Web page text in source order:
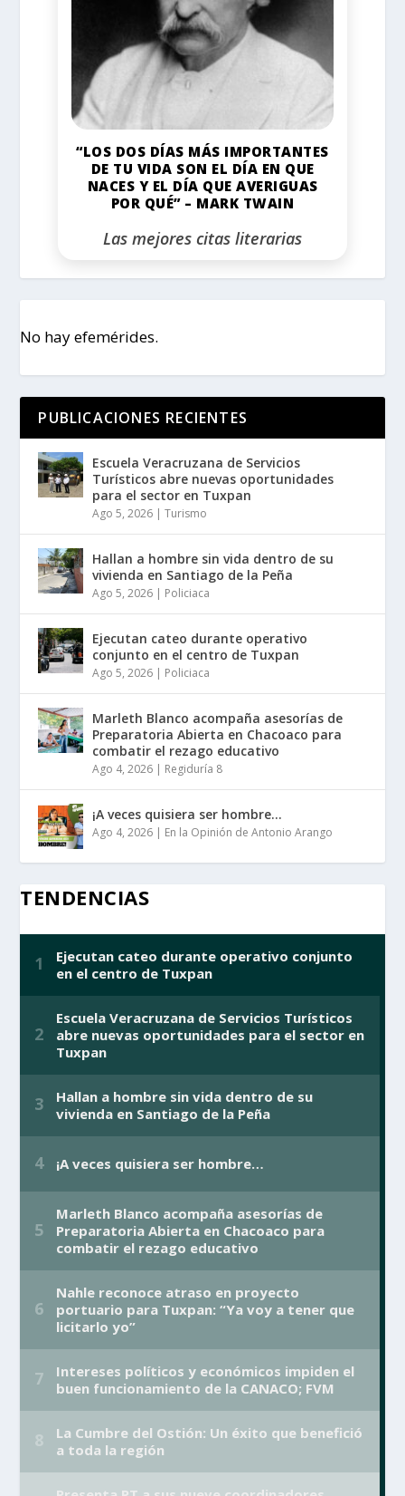
“LOS DOS DÍAS MÁS IMPORTANTES
DE TU VIDA SON EL DÍA EN QUE
NACES Y EL DÍA QUE AVERIGUAS
POR QUÉ” – MARK TWAIN
Las mejores citas literarias
No hay efemérides.
PUBLICACIONES RECIENTES
Escuela Veracruzana de Servicios
Turísticos abre nuevas oportunidades
para el sector en Tuxpan
Ago 5, 2026 |Turismo
Hallan a hombre sin vida dentro de su
vivienda en Santiago de la Peña
Ago 5, 2026 | Policiaca
Ejecutan cateo durante operativo
conjunto en el centro de Tuxpan
Ago 5, 2026 | Policiaca
Marleth Blanco acompaña asesorías de
Preparatoria Abierta en Chacoaco para
combatir el rezago educativo
Ago 4, 2026 | Regiduría 8
¡A veces quisiera ser hombre…
Ago 4, 2026 | En la Opinión de Antonio Arango
TENDENCIAS